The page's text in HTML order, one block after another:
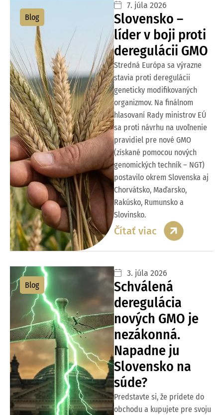
Blog
7. júla 2026
Slovensko –
líder v boji proti
deregulácii GMO
Stredná Európa sa výrazne
stavia proti deregulácii
geneticky modifikovaných
organizmov. Na finálnom
hlasovaní Rady ministrov EÚ
sa proti návrhu na uvoľnenie
pravidiel pre nové GMO
(získané pomocou nových
genomických techník – NGT)
postavilo okrem Slovenska aj
Chorvátsko, Maďarsko,
Rakúsko, Rumunsko a
Slovinsko.
Čítať viac
Blog
3. júla 2026
Schválená
deregulácia
nových GMO je
nezákonná.
Napadne ju
Slovensko na
súde?
Predstavte si, že prídete do
obchodu a kupujete pre svoju